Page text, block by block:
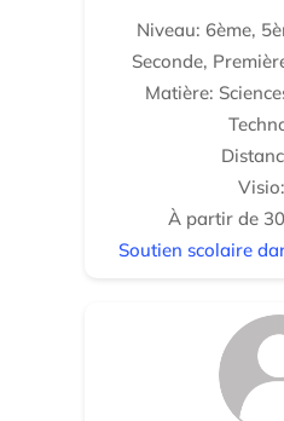
Niveau: 6ème,
Seconde,
Matière:
À partir de
Soutien scolaire